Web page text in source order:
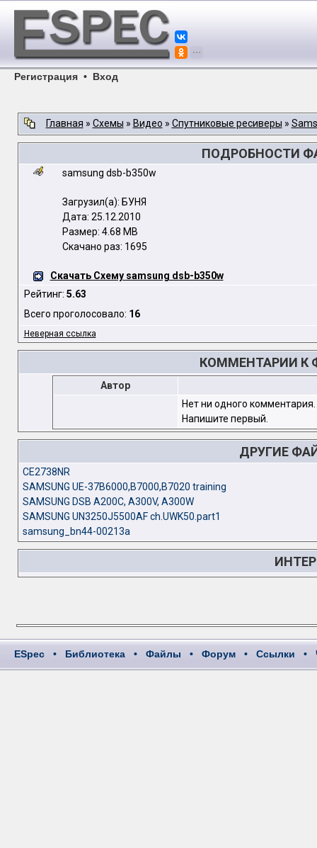
Регистрация • Вход
Главная » Схемы » Видео » Спутниковые ресиверы »
ПОДРОБНОСТИ
samsung dsb-b350w
Загрузил(а): БУНЯ
Дата: 25.12.2010
Размер: 4.68 MB
Скачано раз: 1695
Скачать Схему samsung dsb-b350w
Рейтинг: 5.63
Всего проголосовало: 16
Неверная ссылка
КОММЕНТАРИИ К
Автор
Нет ни одного комментария.
Напишите первый.
ДРУГИЕ
CE2738NR
SAMSUNG UE-37B6000,B7000,B7020 training
SAMSUNG DSB A200C, A300V, A300W
SAMSUNG UN3250J5500AF ch.UWK50.part1
samsung_bn44-00213a
ESpec • Библиотека • Файлы • Форум • Ссылки •